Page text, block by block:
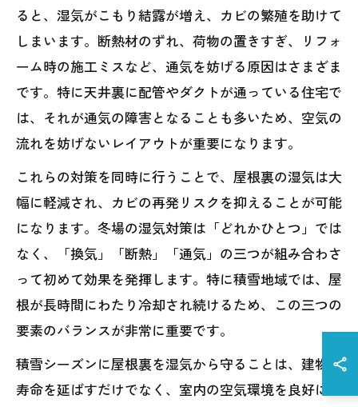
ると、湿気がこもり結露が増え、カビの繁殖を助けて
しまいます。断熱材のずれ、荷物の置きすぎ、リフォ
ーム時の施工ミスなど、通気を妨げる原因はさまざま
です。特に天井裏に配管やダクトが通っている住宅で
は、それが通気の障害となることも多いため、空気の
流れを妨げないレイアウトが重要になります。
これらの対策を同時に行うことで、屋根裏の湿気は大
幅に軽減され、カビの再発リスクを抑えることが可能
になります。冬場の湿気対策は「どれかひとつ」では
なく、「換気」「断熱」「通気」の三つが組み合わさ
って初めて効果を発揮します。特に積雪地域では、屋
根が長時間にわたり冷却され続けるため、この三つの
要素のバランスが非常に重要です。
積雪シーズンに屋根裏を湿気から守ることは、建物の
寿命を延ばすだけでなく、室内の空気環境を良好に保